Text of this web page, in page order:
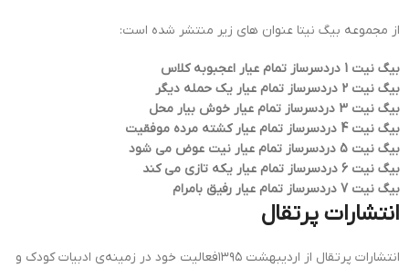
از مجموعه بیگ نیتا عنوان های زیر منتشر شده است:
بیگ نیت 1 دردسرساز تمام عیار اعجبوبه کلاس
بیگ نیت 2 دردسرساز تمام عیار یک حمله دیگر
بیگ نیت 3 دردسرساز تمام عیار خوش بیار محل
بیگ نیت 4 دردسرساز تمام عیار کشته مرده موفقیت
بیگ نیت 5 دردسرساز تمام عیار نیت عوض می شود
بیگ نیت 6 دردسرساز تمام عیار یکه تازی می کند
بیگ نیت 7 دردسرساز تمام عیار رفیق بامرام
انتشارات پرتقال
انتشارات پرتقال از اردیبهشت ۱۳۹۵فعالیت خود در زمینه‌ی ادبیات کودک و